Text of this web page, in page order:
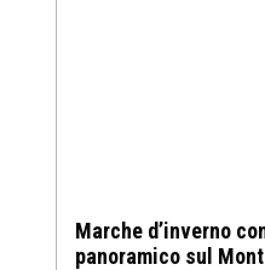
Marche d’inverno
panoramico sul